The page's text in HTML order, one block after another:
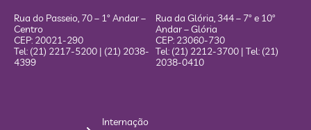
Rua do Passeio, 70 – 1º Andar –
Centro
CEP: 20021-290
Tel: (21) 2217-5200 | (21) 2038-
4399
Rua da Glória, 344 – 7º e 10º
Andar – Glória
CEP: 23060-730
Tel: (21) 2212-3700 | Tel: (21)
2038-0410
Internação